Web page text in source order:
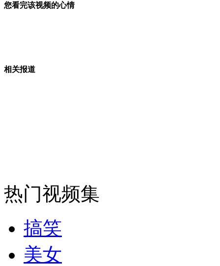
南京火车站春运首日客流比平时增加二成
无痛分娩是否安全 医生回应
外交部：反对强权政治霸凌主义
外交部：有关国家言论片面不公正
您看完该视频的心情
相关报道
热门视频集
搞笑
美女